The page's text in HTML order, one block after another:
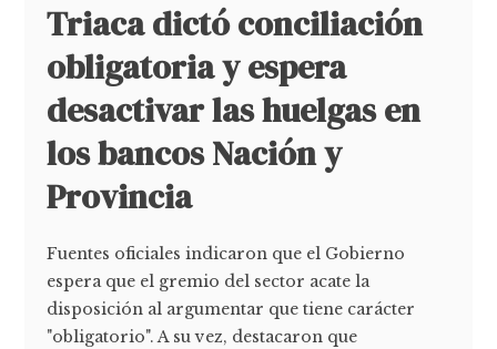
Triaca dictó conciliación
obligatoria y espera
desactivar las huelgas en
los bancos Nación y
Provincia
Fuentes oficiales indicaron que el Gobierno
espera que el gremio del sector acate la
disposición al argumentar que tiene carácter
"obligatorio". A su vez, destacaron que